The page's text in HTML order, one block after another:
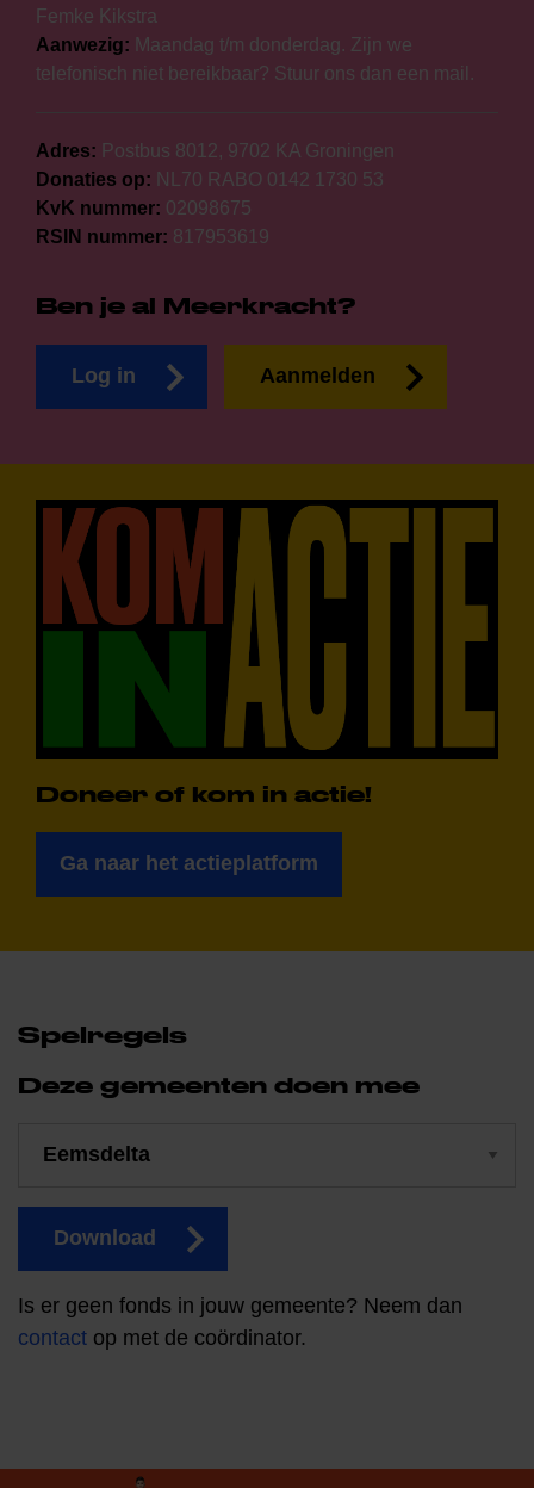
Femke Kikstra
Aanwezig: Maandag t/m donderdag. Zijn we
telefonisch niet bereikbaar? Stuur ons dan een mail.
Adres: Postbus 8012, 9702 KA Groningen
Donaties op: NL70 RABO 0142 1730 53
KvK nummer: 02098675
RSIN nummer: 817953619
Ben je al Meerkracht?
Log in Aanmelden
Doneer of kom in actie!
Ga naar het actieplatform
Spelregels
Deze gemeenten doen mee
Download
Is er geen fonds in jouw gemeente? Neem dan
contact op met de coördinator.